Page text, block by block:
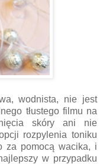
wodnista, nie jest
tłustego filmu na
skóry ani nie
rozpylenia toniku
za pomocą wacika, i
w przypadku